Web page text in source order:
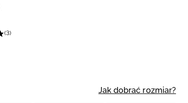
(3)
Jak dobrać rozmiar?